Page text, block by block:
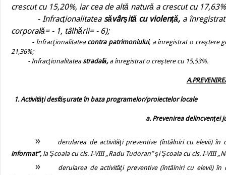
crescut cu 15,20%, iar cea de altă natură a crescut cu
- Infracţionalitatea săvârşită cu violenţă, a
corporală= - 1, tâlhării= - 6);
- Infracţionalitatea contra patrimoniului, a înregistrat o creştere
21,36%;
- Infracţionalitateastradală, a înregistrat o creştere cu 15,53%.
1. Activităţi desfăşurate în baza programelor/proiectelor locale
a. Prevenirea delincvenţei
»
derularea de activităţi preventive (întâlniri cu elevii)
informat”,la Şcoala cu cls. I-VIII „Radu Tudoran” şi Şcoala cu cls. I-VIII
»
derularea de activităţi preventive (întâlniri cu elevii)